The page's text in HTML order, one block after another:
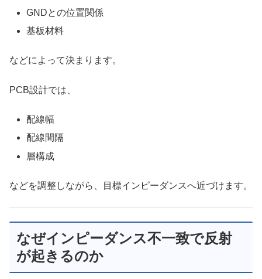
GNDとの位置関係
基板材料
などによって決まります。
PCB設計では、
配線幅
配線間隔
層構成
などを調整しながら、目標インピーダンスへ近づけます。
なぜインピーダンス不一致で反射
が起きるのか